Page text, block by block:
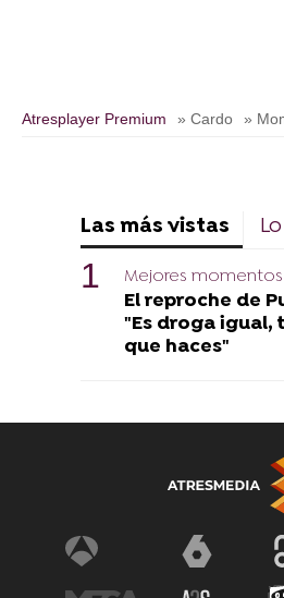
Atresplayer Premium » Cardo »
Las más vistas
Mejores
El reproche de
"Es droga igual,
que haces"